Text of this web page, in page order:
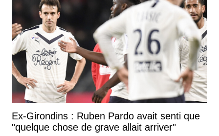
Ex-Girondins : Ruben Pardo avait senti que
"quelque chose de grave allait arriver"